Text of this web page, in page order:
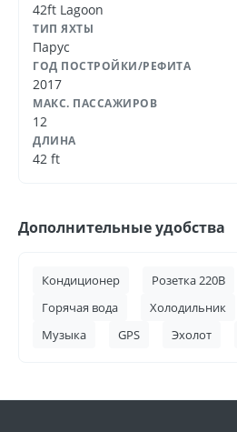
42ft Lagoon
ТИП ЯХТЫ
Парус
ГОД ПОСТРОЙКИ/РЕФИТА
2017
МАКС. ПАССАЖИРОВ
12
ДЛИНА
42 ft
Дополнительные удобства
Кондиционер Розетка 220В
Горячая вода
Холодильник
Музыка
GPS Эхолот